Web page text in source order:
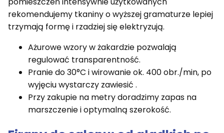
rekomendujemy tkaniny o wyższej gramaturze lepiej
trzymają formę i rzadziej się elektryzują.
Ażurowe wzory w żakardzie pozwalają
regulować transparentność.
Pranie do 30°C i wirowanie ok. 400 obr./min, po
wyjęciu wystarczy zawiesić .
Przy zakupie na metry doradzimy zapas na
marszczenie i optymalną szerokość.